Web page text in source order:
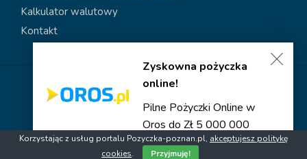
Zyskowna pożyczka
online!
Pilne Pożyczki Online w
Oros do Zł 5 000 000
Kalkulator walutowy
Kontakt
Polityka dotycząca plików cookies
Polityka prywatności
Copyright © 2026 Pozyczka-poznan
Korzystając z usług portalu Pozyczka-poznan.pl, akceptujesz politykę
cookies. Przyjmuję!